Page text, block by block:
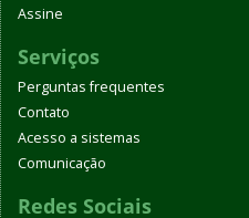
Assine
Serviços
Perguntas frequentes
Contato
Acesso a sistemas
Comunicação
Redes Sociais